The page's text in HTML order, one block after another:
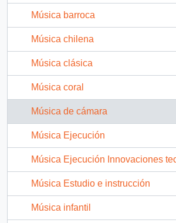
Música barroca
Música chilena
Música clásica
Música coral
Música de cámara
Música Ejecución
Música Ejecución Innovaciones
Música Estudio e instrucción
Música infantil